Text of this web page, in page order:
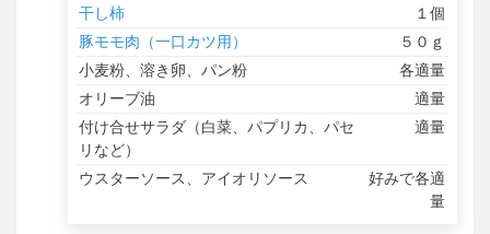
干し柿
１個
豚モモ肉（一口カツ用）
５０ｇ
小麦粉、溶き卵、パン粉
各適量
オリーブ油
適量
付け合せサラダ（白菜、パプリカ、パセ
リなど）
適量
ウスターソース、アイオリソース
好みで各適
量